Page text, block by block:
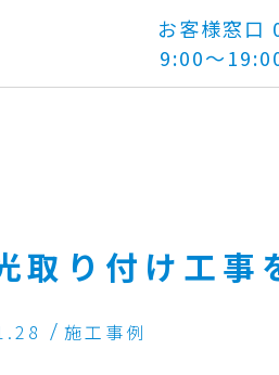
お客様窓
9:00～
り付け工事
施工事例